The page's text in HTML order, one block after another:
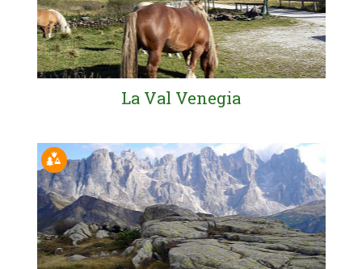
La Val Venegia